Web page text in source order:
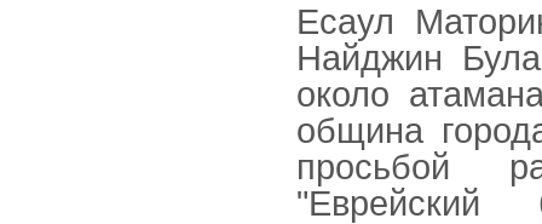
Есаул
Найджин
около
община
просьбой
"Еврейский